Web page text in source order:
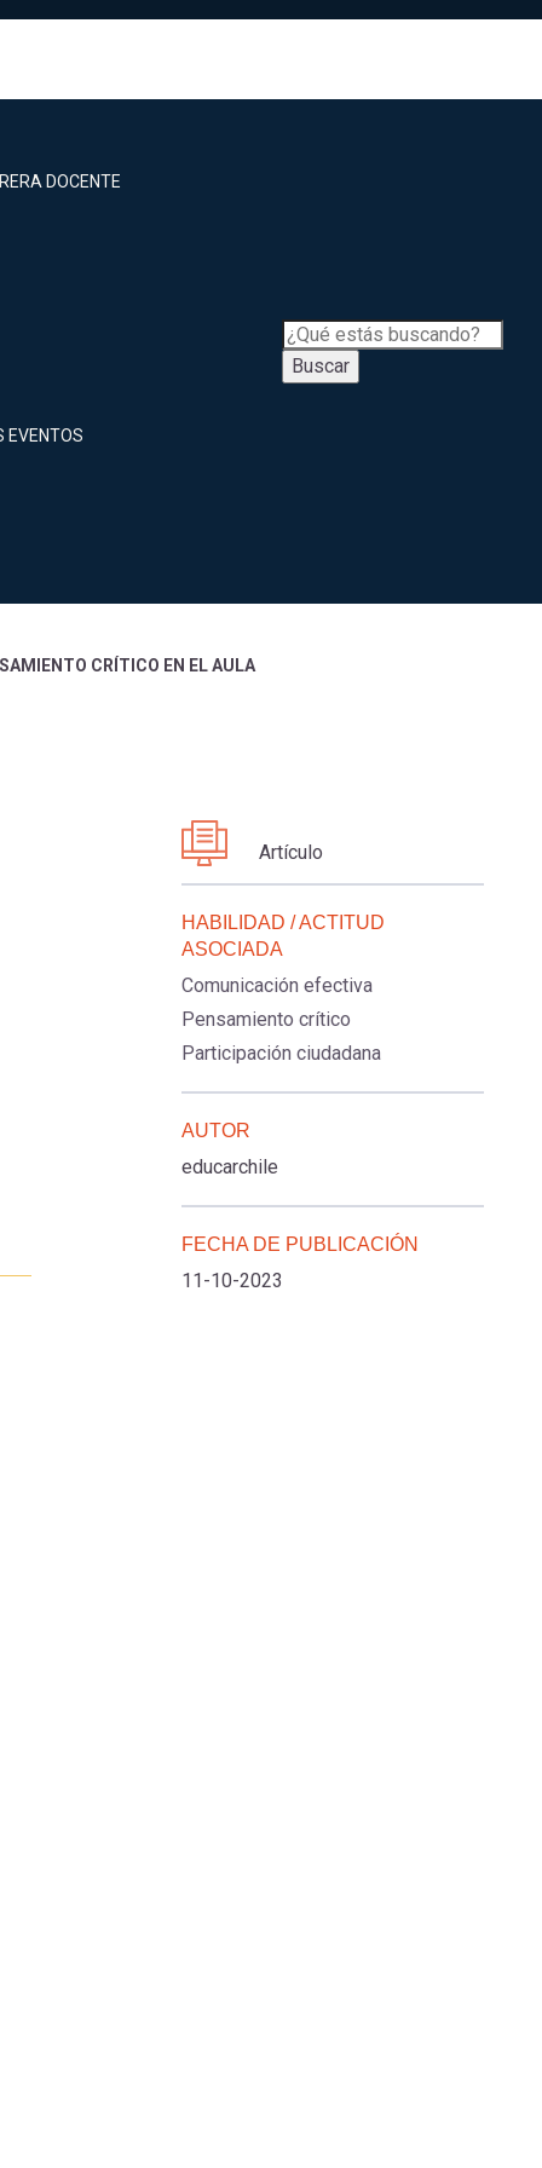
DOCENTE
EVENTOS
Buscar
CRÍTICO EN EL AULA
Artículo
HABILIDAD / ACTITUD
ASOCIADA
Comunicación efectiva
Pensamiento crítico
Participación ciudadana
AUTOR
educarchile
FECHA DE PUBLICACIÓN
11-10-2023